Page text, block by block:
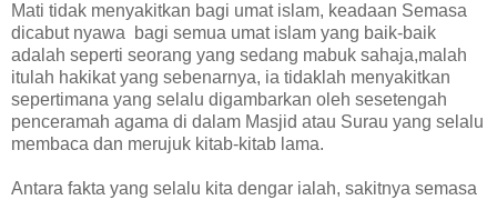
Mati tidak menyakitkan bagi umat islam, keadaan Semasa
dicabut nyawa bagi semua umat islam yang baik-baik
adalah seperti seorang yang sedang mabuk sahaja,malah
itulah hakikat yang sebenarnya, ia tidaklah menyakitkan
sepertimana yang selalu digambarkan oleh sesetengah
penceramah agama di dalam Masjid atau Surau yang selalu
membaca dan merujuk kitab-kitab lama.
Antara fakta yang selalu kita dengar ialah, sakitnya semasa